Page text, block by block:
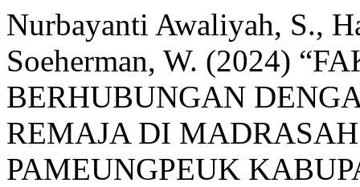
Nurbayanti Awaliyah, S.,
Soeherman, W. (2024)
BERHUBUNGAN
REMAJA DI
PAMEUNGPEUK